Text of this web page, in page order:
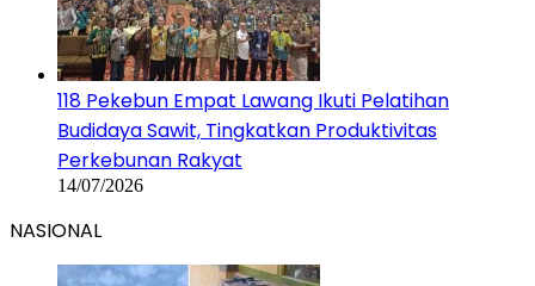
118 Pekebun Empat Lawang Ikuti Pelatihan
Budidaya Sawit, Tingkatkan Produktivitas
Perkebunan Rakyat
14/07/2026
NASIONAL